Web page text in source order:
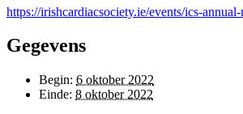
https://irishcardiacsociety.ie/events/ics-
Gegevens
Begin: 6 oktober 2022
Einde: 8 oktober 2022